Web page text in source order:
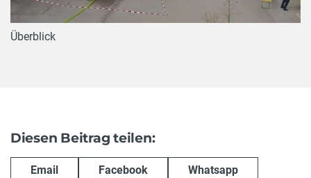
Überblick
Diesen Beitrag teilen:
Email Facebook Whatsapp